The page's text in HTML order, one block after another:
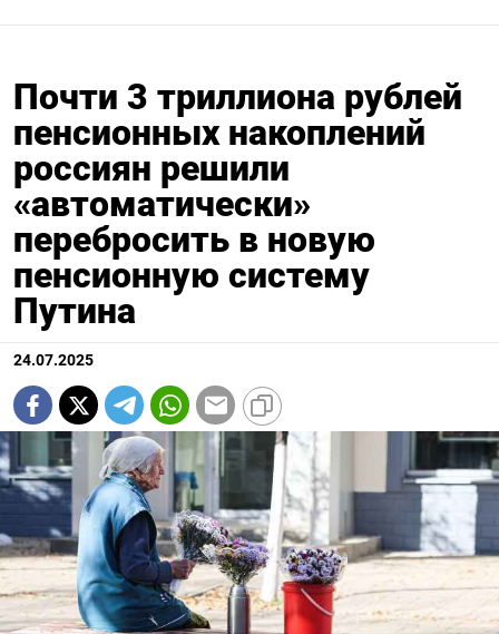
Почти 3 триллиона рублей
пенсионных накоплений
россиян решили
«автоматически»
перебросить в новую
пенсионную систему
Путина
24.07.2025